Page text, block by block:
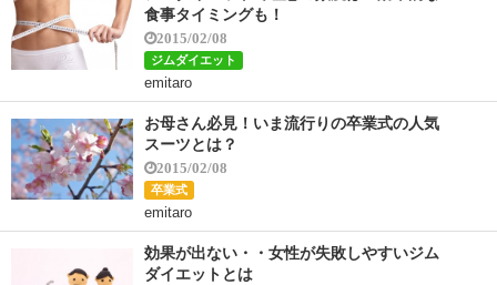
食事タイミングも！
2015/02/08
ジムダイエット
emitaro
お母さん必見！いま流行りの卒業式の人気
スーツとは？
2015/02/08
卒業式
emitaro
効果が出ない・・女性が失敗しやすいジム
ダイエットとは